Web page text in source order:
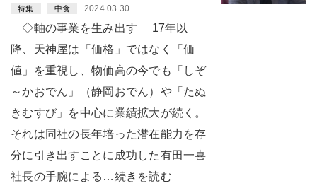
特集 中食 2024.03.30
◇軸の事業を生み出す 17年以
降、天神屋は「価格」ではなく「価
値」を重視し、物価高の今でも「しぞ
～かおでん」（静岡おでん）や「たぬ
きむすび」を中心に業績拡大が続く。
それは同社の長年培った潜在能力を存
分に引き出すことに成功した有田一喜
社長の手腕による…続きを読む